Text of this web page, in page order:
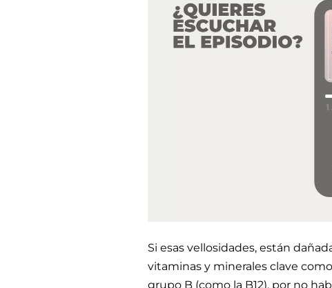
Si esas vellosidades, están
vitaminas y minerales clave
grupo B (como la B12), por no